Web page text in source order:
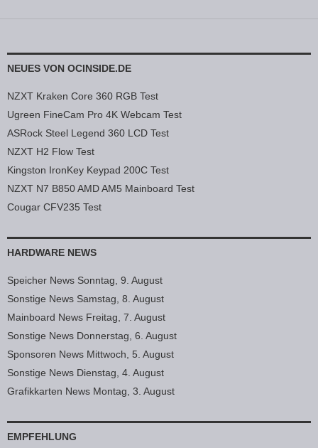
NEUES VON OCINSIDE.DE
NZXT Kraken Core 360 RGB Test
Ugreen FineCam Pro 4K Webcam Test
ASRock Steel Legend 360 LCD Test
NZXT H2 Flow Test
Kingston IronKey Keypad 200C Test
NZXT N7 B850 AMD AM5 Mainboard Test
Cougar CFV235 Test
HARDWARE NEWS
Speicher News Sonntag, 9. August
Sonstige News Samstag, 8. August
Mainboard News Freitag, 7. August
Sonstige News Donnerstag, 6. August
Sponsoren News Mittwoch, 5. August
Sonstige News Dienstag, 4. August
Grafikkarten News Montag, 3. August
EMPFEHLUNG